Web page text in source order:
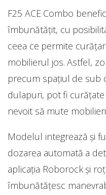
F25 ACE Combo
îmbunătățit, cu
ceea ce permite
mobilierul jos. Astfel,
precum spațiul de sub
dulapuri, pot fi
nevoit să mute
Modelul integrează și
dozarea automată a
aplicația Roborock și
îmbunătățesc